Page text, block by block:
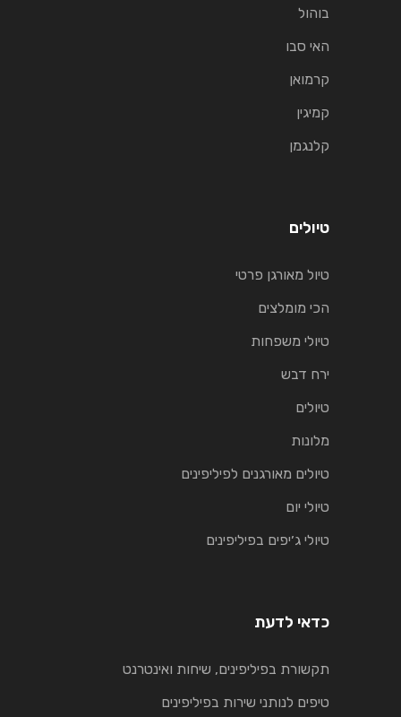
בוהול
האי סבו
קרמואן
קמיגין
קלנגמן
טיולים
טיול מאורגן פרטי
הכי מומלצים
טיולי משפחות
ירח דבש
טיולים
מלונות
טיולים מאורגנים לפיליפינים
טיולי יום
טיולי ג׳יפים בפיליפינים
כדאי לדעת
תקשורת בפיליפינים, שיחות ואינטרנט
טיפים לנותני שירות בפיליפינים